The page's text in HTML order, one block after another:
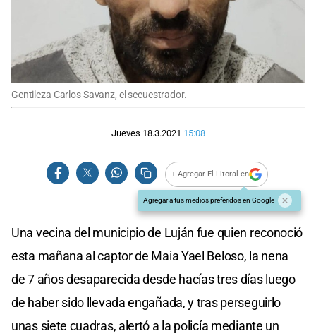
Gentileza Carlos Savanz, el secuestrador.
Jueves 18.3.2021 15:08
+ Agregar El Litoral en
Agregar a tus medios preferidos en Google
Una vecina del municipio de Luján fue quien reconoció
esta mañana al captor de Maia Yael Beloso, la nena
de 7 años desaparecida desde hacías tres días luego
de haber sido llevada engañada, y tras perseguirlo
unas siete cuadras, alertó a la policía mediante un